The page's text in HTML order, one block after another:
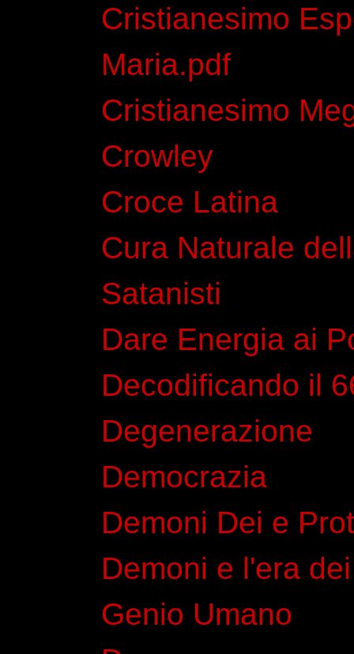
Cristianesimo
Maria.pdf
Cristianesimo
Crowley
Croce Latina
Cura Naturale
Satanisti
Dare Energia ai
Decodificando il
Degenerazione
Democrazia
Demoni Dei e
Demoni e l'era
Genio Umano